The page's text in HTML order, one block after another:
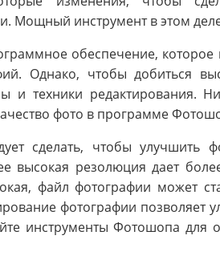
Мощный инструмент в этом
обеспечение, которое
Однако, чтобы добиться
и техники редактирования.
фото в программе
сделать, чтобы улучшить
высокая резолюция дает
файл фотографии может
фотографии позволяет
инструменты Фотошопа для